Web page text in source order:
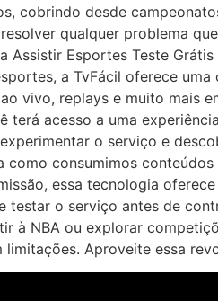
cobrindo desde
qualquer problema
Assistir Esportes Teste
a TvFácil oferece
vivo, replays e muito mais
terá acesso a uma
o serviço e
como consumimos
essa tecnologia
testar o serviço antes de
à NBA ou explorar
limitações. Aproveite essa